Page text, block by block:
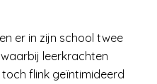
er in zijn school twee
leerkrachten
flink geïntimideerd